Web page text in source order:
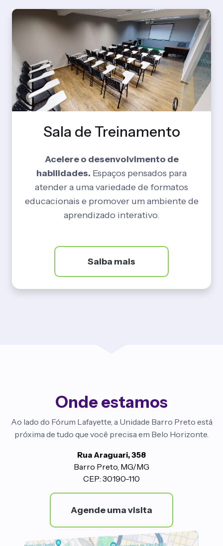
Sala de Treinamento
Acelere o desenvolvimento de
habilidades. Espaços pensados para
atender a uma variedade de formatos
educacionais e promover um ambiente de
aprendizado interativo.
Saiba mais
Onde estamos
Ao lado do Fórum Lafayette, a Unidade Barro Preto está
próxima de tudo que você precisa em Belo Horizonte.
Rua Araguari, 358
Barro Preto, MG/MG
CEP: 30190-110
Agende uma visita